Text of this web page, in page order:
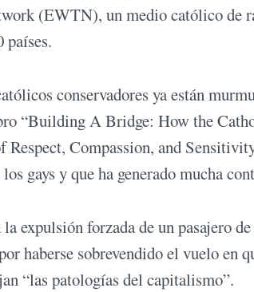
(EWTN), un medio católico de
países.
conservadores ya están
“Building A Bridge: How the
Respect, Compassion, and
gays y que ha generado mucha
la expulsión forzada de un pasajero
haberse sobrevendido el vuelo en
“las patologías del capitalismo”.